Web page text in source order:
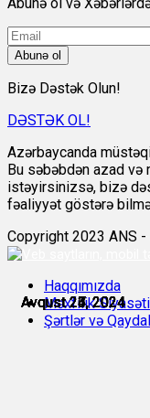
Avqust 23, 2024
Avqust 23, 2024
Avqust 24, 2024
Avqust 24, 2024
Avqust 26, 2024
Avqust 27, 2024
Abunə ol
Bizə Dəstək Olun!
DƏSTƏK OL!
Azərbaycanda
Bu səbəbdən azad
istəyirsinizsə, bizə
fəaliyyət göstərə
Copyright 2023 ANS -
Haqqımızda
Məxfilik Siyasəti
Şərtlər və